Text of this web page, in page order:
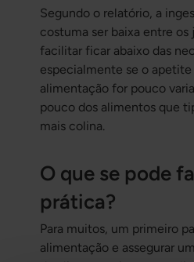
Segundo o relatório, a
costuma ser baixa entre os
facilitar ficar abaixo das
especialmente se o
alimentação for pouco
pouco dos alimentos que
mais colina.
O que se pode
prática?
Para muitos, um primeiro
alimentação e assegurar